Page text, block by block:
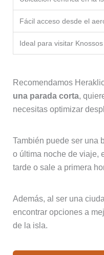
Fácil acceso desde el
Ideal para visitar
Recomendamos
una parada corta,
necesitas optimizar
También puede ser una
o última noche de viaje,
tarde o sale a primera
Además, al ser una
encontrar opciones a
de la isla.